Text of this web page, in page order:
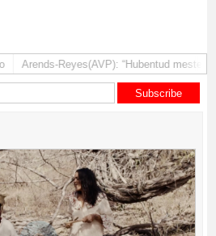
Arends-Reyes(AVP): “Hubentud mester
Subscribe